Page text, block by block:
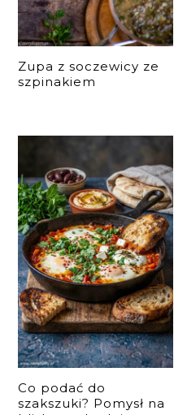
Zupa z soczewicy ze
szpinakiem
Co podać do
szakszuki? Pomysł na